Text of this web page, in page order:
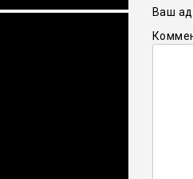
Ваш